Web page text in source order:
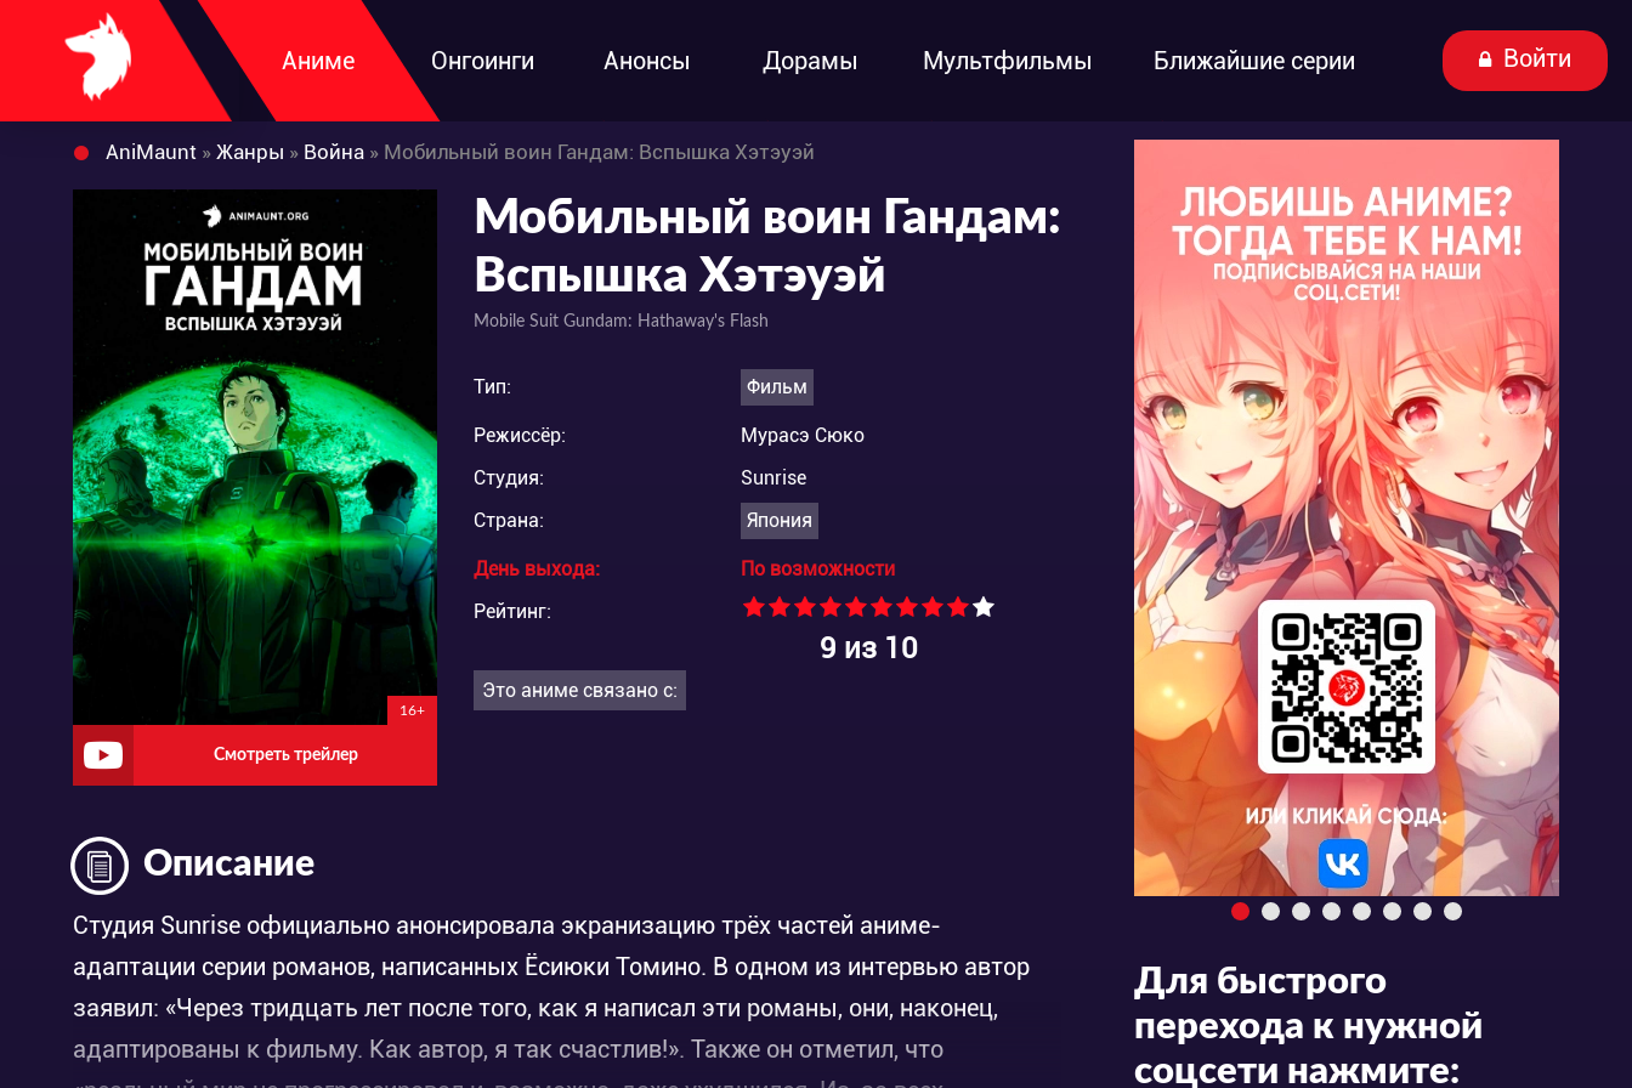
Аниме Онгоинги Анонсы Дорамы Мультфильмы Ближайшие серии Войти
AniMaunt » Жанры » Война » Мобильный воин Гандам: Вспышка Хэтэуэй
16+
Смотреть трейлер
Мобильный воин Гандам:
Вспышка Хэтэуэй
Mobile Suit Gundam: Hathaway's Flash
Тип: Фильм
Режиссёр:
Мурасэ Сюко
Студия:
Sunrise
Страна:
Япония
День выхода:
По возможности
Рейтинг:
9 из 10
Это аниме связано с:
Описание
Студия Sunrise официально анонсировала экранизацию трёх частей аниме-
адаптации серии романов, написанных Ёсиюки Томино. В одном из интервью автор
заявил: «Через тридцать лет после того, как я написал эти романы, они, наконец,
адаптированы к фильму. Как автор, я так счастлив!». Также он отметил, что
Для быстрого
перехода к нужной
соцсети нажмите: